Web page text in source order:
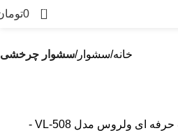
0
0
خانه سشوار سشوار چرخشی